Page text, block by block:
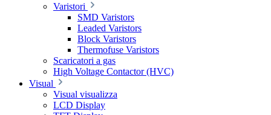
Varistori
SMD Varistors
Leaded Varistors
Block Varistors
Thermofuse Varistors
Scaricatori a gas
High Voltage Contactor (HVC)
Visual
Visual visualizza
LCD Display